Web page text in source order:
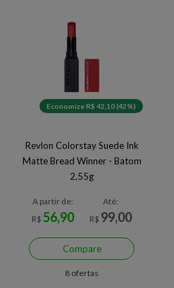
Economize R$ 42,10 (42%)
Revlon Colorstay Suede Ink
Matte Bread Winner - Batom
2,55g
A partir de:
R$56,90
Até:
R$ 99,00
Compare
8 ofertas